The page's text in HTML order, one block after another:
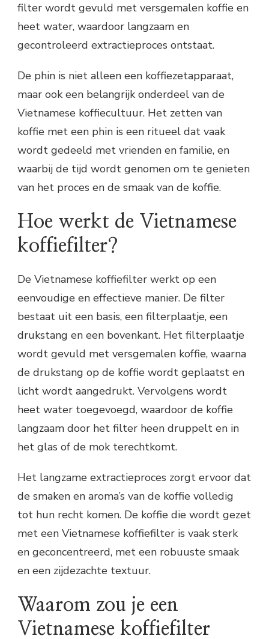
filter wordt gevuld met versgemalen koffie en
heet water, waardoor langzaam en
gecontroleerd extractieproces ontstaat.
De phin is niet alleen een koffiezetapparaat,
maar ook een belangrijk onderdeel van de
Vietnamese koffiecultuur. Het zetten van
koffie met een phin is een ritueel dat vaak
wordt gedeeld met vrienden en familie, en
waarbij de tijd wordt genomen om te genieten
van het proces en de smaak van de koffie.
Hoe werkt de Vietnamese
koffiefilter?
De Vietnamese koffiefilter werkt op een
eenvoudige en effectieve manier. De filter
bestaat uit een basis, een filterplaatje, een
drukstang en een bovenkant. Het filterplaatje
wordt gevuld met versgemalen koffie, waarna
de drukstang op de koffie wordt geplaatst en
licht wordt aangedrukt. Vervolgens wordt
heet water toegevoegd, waardoor de koffie
langzaam door het filter heen druppelt en in
het glas of de mok terechtkomt.
Het langzame extractieproces zorgt ervoor dat
de smaken en aroma’s van de koffie volledig
tot hun recht komen. De koffie die wordt gezet
met een Vietnamese koffiefilter is vaak sterk
en geconcentreerd, met een robuuste smaak
en een zijdezachte textuur.
Waarom zou je een
Vietnamese koffiefilter